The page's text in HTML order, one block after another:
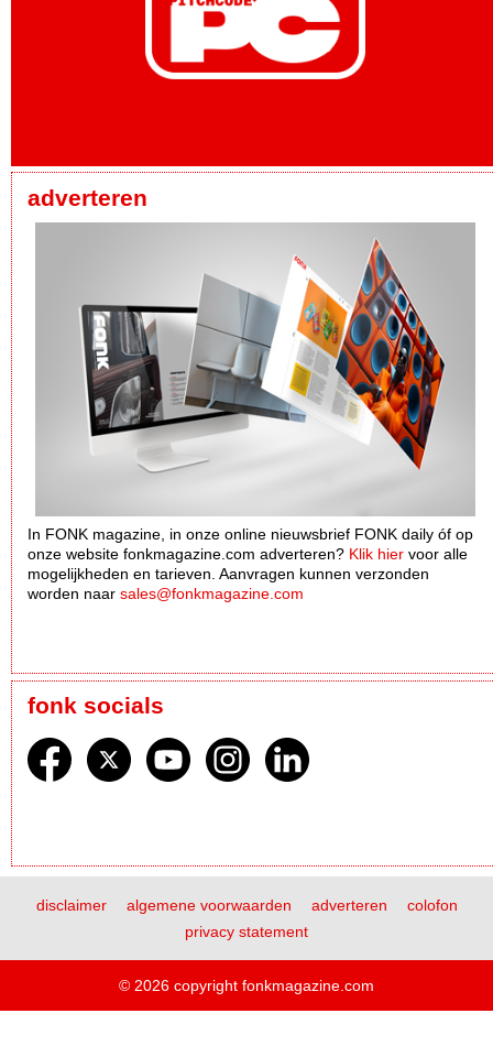
adverteren
In FONK magazine, in onze online nieuwsbrief FONK daily óf op
onze website fonkmagazine.com adverteren? Klik hier voor alle
mogelijkheden en tarieven. Aanvragen kunnen verzonden
worden naar sales@fonkmagazine.com
fonk socials
disclaimer algemene voorwaarden adverteren
colofon
privacy statement
© 2026 copyright fonkmagazine.com